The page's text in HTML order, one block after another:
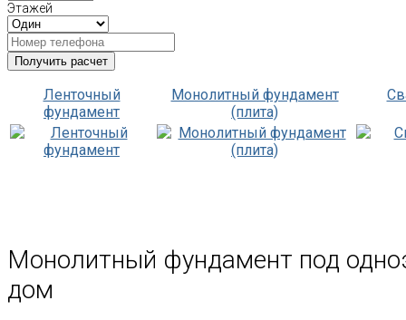
Этажей
Ленточный
фундамент
Монолитный фундамент
(плита)
Монолитный фундамент под
дом